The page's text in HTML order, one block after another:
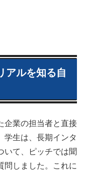
アルを知る自
企業の担当者と直接
学生は、長期インタ
いて、ピッチでは聞
問しました。これに